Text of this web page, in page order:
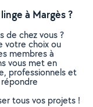
à Margès ?
de chez vous ?
votre choix ou
membres à
vous met en
professionnels et
tous vos projets !